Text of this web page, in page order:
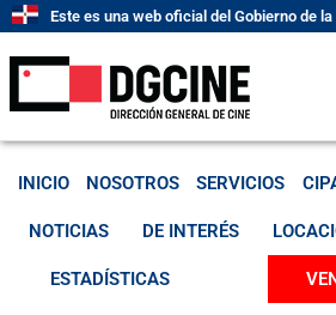
contenido
Este es una web oficial del Gobierno de
INICIO NOSOTROS SERVICIOS
NOTICIAS DE INTERÉS
ESTADÍSTICAS